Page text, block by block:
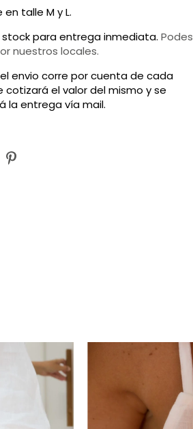
en talle M y L.
stock para entrega inmediata.Podes
nuestros locales.
envio corre por cuenta de cada
cotizará el valor del mismo y se
la entrega vía mail.